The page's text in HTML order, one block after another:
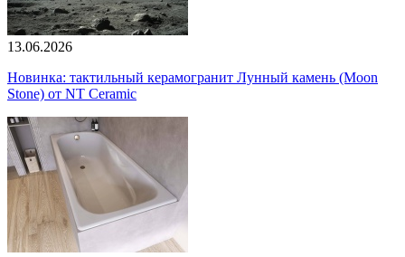
13.06.2026
Новинка: тактильный керамогранит Лунный камень (Moon
Stone) от NT Ceramic